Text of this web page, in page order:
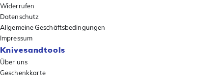
Widerrufen
Datenschutz
Allgemeine Geschäftsbedingungen
Impressum
Knivesandtools
Über uns
Geschenkkarte